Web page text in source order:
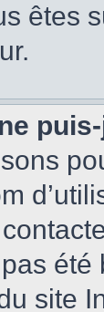
êtes
site